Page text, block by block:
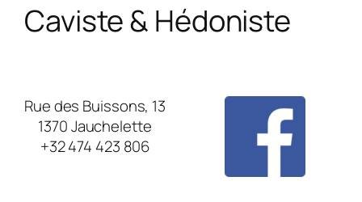
Caviste & Hédoniste
Rue des Buissons, 13
1370 Jauchelette
+32 474 423 806